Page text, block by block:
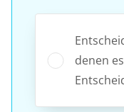
denen